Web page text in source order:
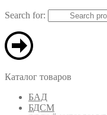
Search for:
Каталог товаров
БАД
БДСМ